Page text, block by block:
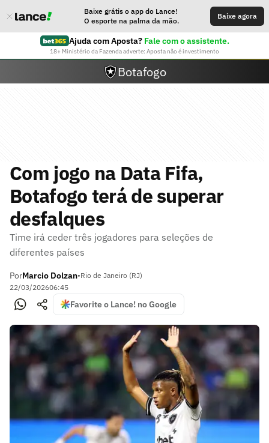
Baixe grátis o app do Lance!
O esporte na palma da mão.
Baixe agora
Ajuda com Aposta? Fale com o assistente.
18+ Ministério da Fazenda adverte: Aposta não é investimento
Botafogo
Com jogo na Data Fifa,
Botafogo terá de superar
desfalques
Time irá ceder três jogadores para seleções de
diferentes países
PorMarcio Dolzan•Rio de Janeiro (RJ)
22/03/202606:45
Favorite o Lance! no Google